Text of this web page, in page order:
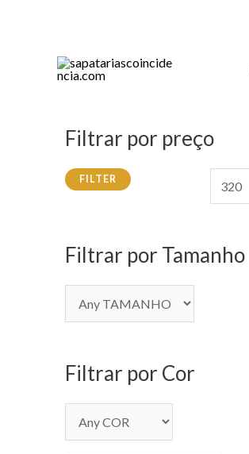
Filtrar por preço
FILTER
Filtrar por Tamanho
Filtrar por Cor